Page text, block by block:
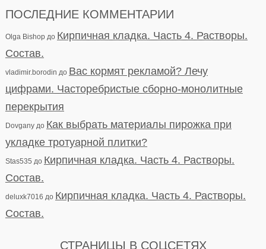
ПОСЛЕДНИЕ КОММЕНТАРИИ
Olga Bishopдо Кирпичная кладка. Часть 4. Растворы.
Состав.
vladimir.borodin до Вас кормят рекламой? Лечу
цифрами. Часторебристые сборно-монолитные
перекрытия
Dovganyдо Как выбрать материалы пирожка при
укладке тротуарной плитки?
Stas535 до Кирпичная кладка. Часть 4. Растворы.
Состав.
deluxk7016 до Кирпичная кладка. Часть 4. Растворы.
Состав.
СТРАНИЦЫ В СОЦСЕТЯХ